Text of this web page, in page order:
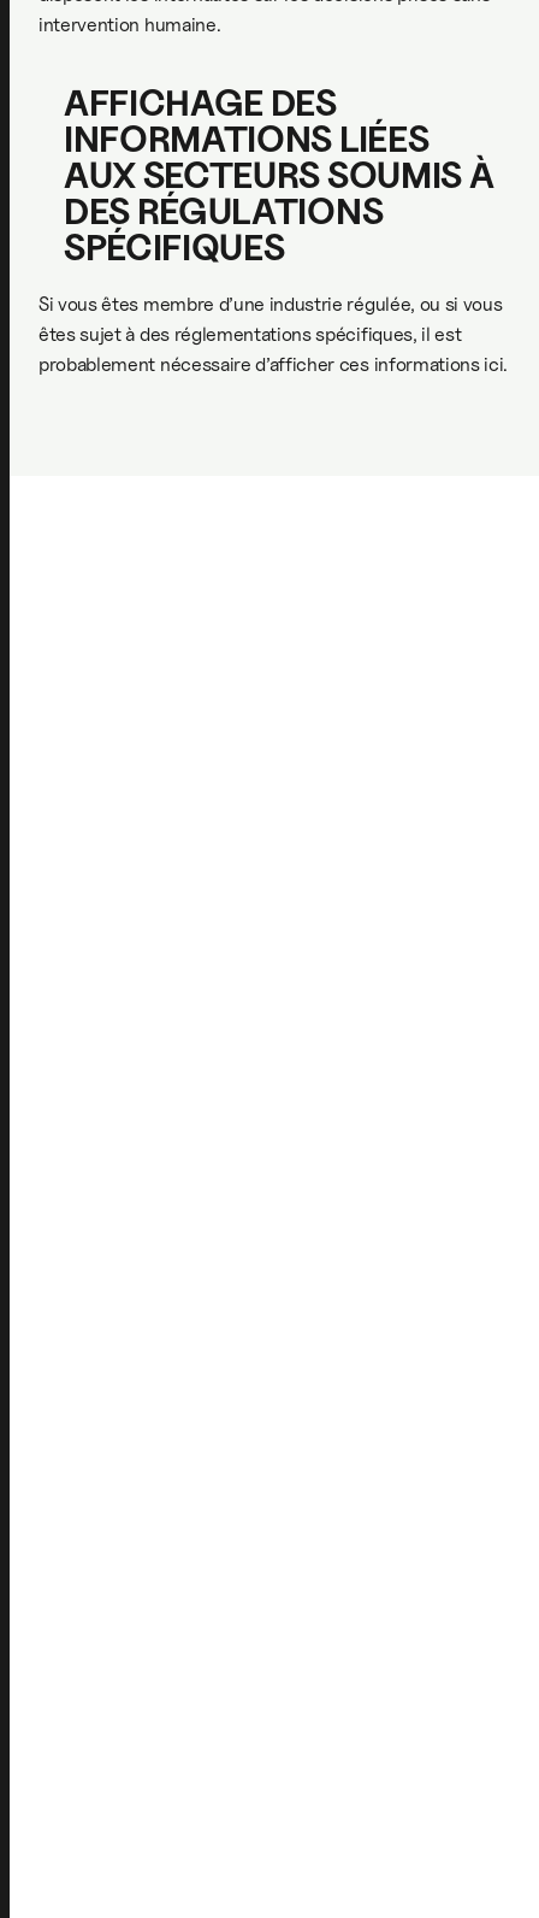
intervention humaine.
AFFICHAGE DES
INFORMATIONS LIÉES
AUX SECTEURS SOUMIS À
DES RÉGULATIONS
SPÉCIFIQUES
Si vous êtes membre d’une industrie régulée, ou si vous
êtes sujet à des réglementations spécifiques, il est
probablement nécessaire d’afficher ces informations ici.